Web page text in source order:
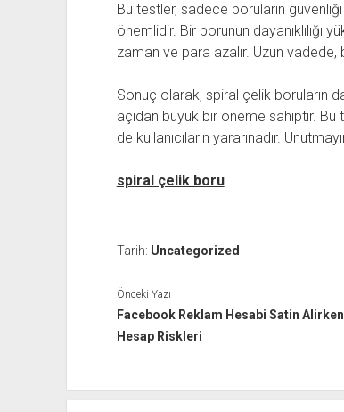
Bu testler, sadece boruların
önemlidir. Bir borunun dayanıklılığı
zaman ve para azalır. Uzun
Sonuç olarak, spiral çelik boruların
açıdan büyük bir öneme sahiptir. Bu
de kullanıcıların yararınadır.
spiral çelik boru
Tarih: Uncategorized
Önceki Yazı
Facebook Reklam Hesabi Satin
Hesap Riskleri